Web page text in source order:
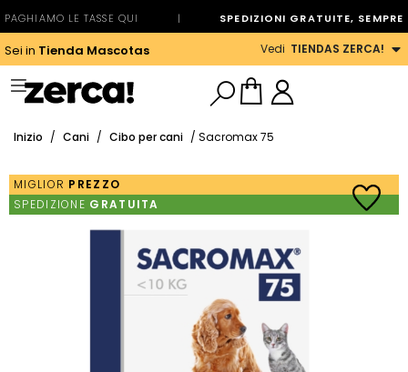
PAGHIAMO LE TASSE QUI | SPEDIZIONI GRATUITE, SEMPRE
Sei in Tienda Mascotas Vedi TIENDAS ZERCA!
Inizio / Cani / Cibo per cani / Sacromax 75
MIGLIOR PREZZO
SPEDIZIONE GRATUITA